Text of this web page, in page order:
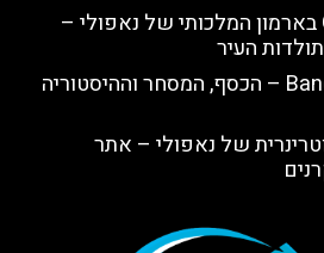
Galleria del Tempo בארמון המלכותי של נאפולי –
העיר
מוזיאון Banco di Napoli – הכסף, המסחר וההיסטוריה
של נאפולי – אתר